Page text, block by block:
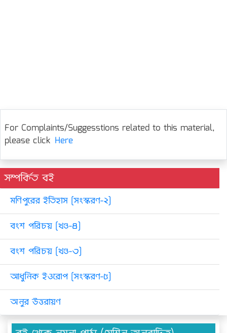
For Complaints/Suggesstions related to this material,
please click Here
সম্পর্কিত বই
মণিপুরের ইতিহাস [সংস্করণ-২]
বংশ পরিচয় [খণ্ড-৪]
বংশ পরিচয় [খণ্ড-৩]
আধুনিক ইওরোপ [সংস্করণ-৫]
অনুর উত্তরায়ণ